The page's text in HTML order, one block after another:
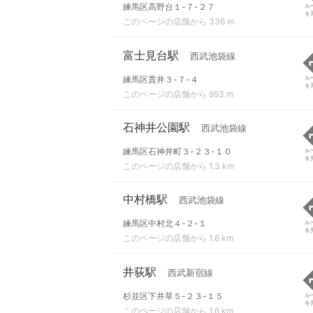
練馬区高野台１-７-２７
このページの店舗から 336 m
ル
を
富士見台駅 西武池袋線
練馬区貫井３-７-４
このページの店舗から 953 m
ル
を
石神井公園駅 西武池袋線
練馬区石神井町３-２３-１０
このページの店舗から 1.3 km
ル
を
中村橋駅 西武池袋線
練馬区中村北４-２-１
このページの店舗から 1.6 km
ル
を
井荻駅 西武新宿線
杉並区下井草５-２３-１５
このページの店舗から 1.6 km
ル
を